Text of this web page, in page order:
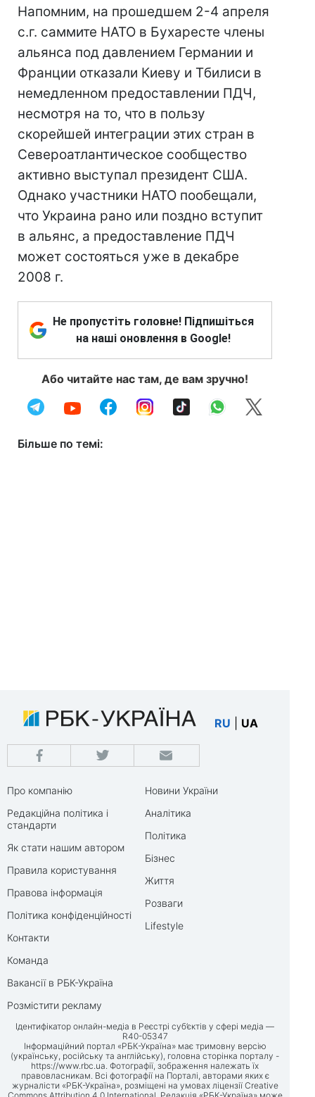
Напомним, на прошедшем 2-4 апреля
с.г. саммите НАТО в Бухаресте члены
альянса под давлением Германии и
Франции отказали Киеву и Тбилиси в
немедленном предоставлении ПДЧ,
несмотря на то, что в пользу
скорейшей интеграции этих стран в
Североатлантическое сообщество
активно выступал президент США.
Однако участники НАТО пообещали,
что Украина рано или поздно вступит
в альянс, а предоставление ПДЧ
может состояться уже в декабре
2008 г.
Не пропустіть головне! Підпишіться
на наші оновлення в Google!
Або читайте нас там, де вам зручно!
Більше по темі:
RU UA
Про компанію
Редакційна політика і
стандарти
Як стати нашим автором
Правила користування
Правова інформація
Політика конфіденційності
Контакти
Команда
Вакансії в РБК-Україна
Розмістити рекламу
Новини України
Аналітика
Політика
Бізнес
Життя
Розваги
Lifestyle
Ідентифікатор онлайн-медіа в Реєстрі суб’єктів у сфері медіа —
R40-05347
Інформаційний портал «РБК-Україна» має тримовну версію
(українську, російську та англійську), головна сторінка порталу -
https://www.rbc.ua. Фотографії, зображення належать їх
правовласникам. Всі фотографії на Порталі, авторами яких є
журналісти «РБК-Україна», розміщені на умовах ліцензії Creative